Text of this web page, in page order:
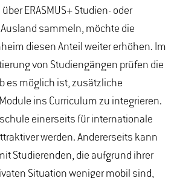
ERASMUS+ Studien- oder
sammeln, möchte die
diesen Anteil weiter erhöhen. Im
von Studiengängen prüfen die
es möglich ist, zusätzliche
ins Curriculum zu integrieren.
einerseits für internationale
werden. Andererseits kann
Studierenden, die aufgrund ihrer
Situation weniger mobil sind,